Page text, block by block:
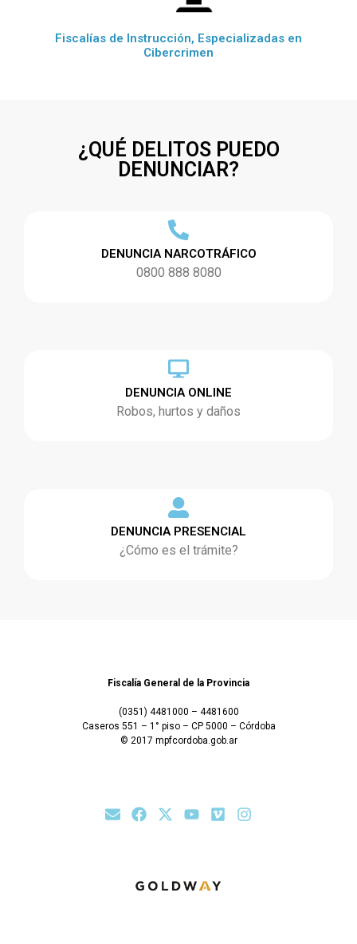
Fiscalías de Instrucción, Especializadas en
Cibercrimen
¿QUÉ DELITOS PUEDO
DENUNCIAR?
DENUNCIA NARCOTRÁFICO
0800 888 8080
DENUNCIA ONLINE
Robos, hurtos y daños
DENUNCIA PRESENCIAL
¿Cómo es el trámite?
Fiscalía General de la Provincia
(0351) 4481000 – 4481600
Caseros 551 – 1° piso – CP 5000 – Córdoba
© 2017 mpfcordoba.gob.ar